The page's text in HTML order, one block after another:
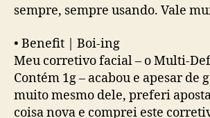
sempre, sempre usando. Vale
• Benefit | Boi-ing
Meu corretivo facial – o Multi-
Contém 1g – acabou e apesar de
muito mesmo dele, preferi
coisa nova e comprei este